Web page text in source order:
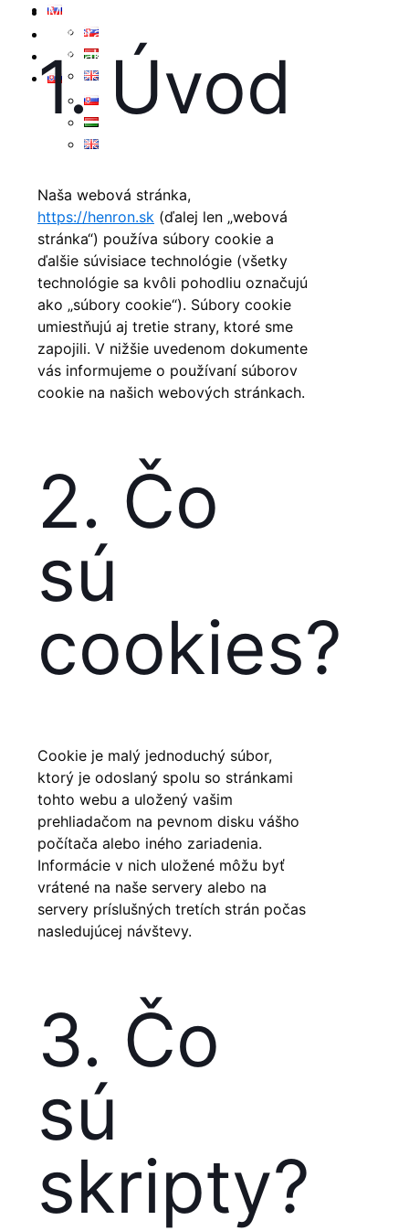
Magazín
Kariéra
Kontakt
1. Úvod
Naša webová stránka,
https://henron.sk (ďalej len „webová
stránka“) používa súbory cookie a
ďalšie súvisiace technológie (všetky
technológie sa kvôli pohodliu označujú
ako „súbory cookie“). Súbory cookie
umiestňujú aj tretie strany, ktoré sme
zapojili. V nižšie uvedenom dokumente
vás informujeme o používaní súborov
cookie na našich webových stránkach.
2. Čo
sú
cookies?
Cookie je malý jednoduchý súbor,
ktorý je odoslaný spolu so stránkami
tohto webu a uložený vašim
prehliadačom na pevnom disku vášho
počítača alebo iného zariadenia.
Informácie v nich uložené môžu byť
vrátené na naše servery alebo na
servery príslušných tretích strán počas
nasledujúcej návštevy.
3. Čo
sú
skripty?